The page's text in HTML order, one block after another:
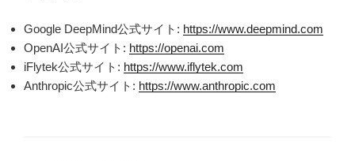
Google DeepMind公式サイト: https://www.deepmind.com
OpenAI公式サイト: https://openai.com
iFlytek公式サイト: https://www.iflytek.com
Anthropic公式サイト: https://www.anthropic.com